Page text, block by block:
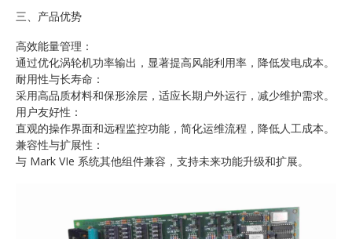
三、产品优势
高效能量管理：
通过优化涡轮机功率输出，显著提高风能利用率，降低发电成本。
耐用性与长寿命：
采用高品质材料和保形涂层，适应长期户外运行，减少维护需求。
用户友好性：
直观的操作界面和远程监控功能，简化运维流程，降低人工成本。
兼容性与扩展性：
与 Mark VIe 系统其他组件兼容，支持未来功能升级和扩展。